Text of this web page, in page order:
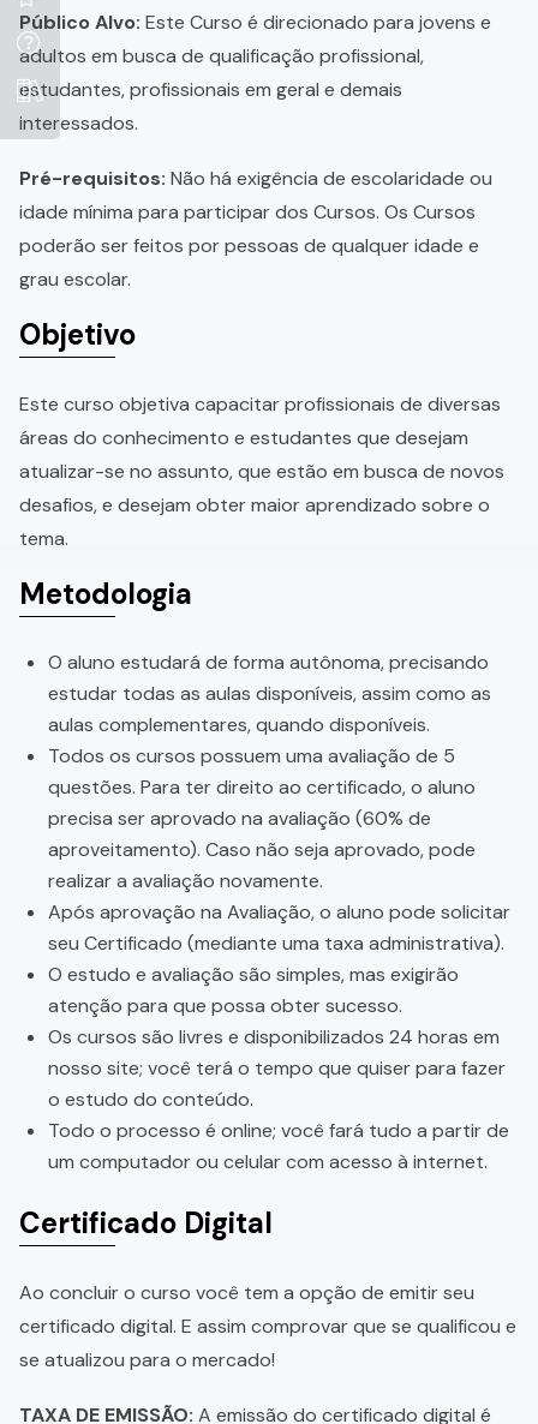
Público Alvo: Este Curso é direcionado para jovens e
adultos em busca de qualificação profissional,
estudantes, profissionais em geral e demais
interessados.
Pré-requisitos: Não há exigência de escolaridade ou
idade mínima para participar dos Cursos. Os Cursos
poderão ser feitos por pessoas de qualquer idade e
grau escolar.
Objetivo
Este curso objetiva capacitar profissionais de diversas
áreas do conhecimento e estudantes que desejam
atualizar-se no assunto, que estão em busca de novos
desafios, e desejam obter maior aprendizado sobre o
tema.
Metodologia
O aluno estudará de forma autônoma, precisando
estudar todas as aulas disponíveis, assim como as
aulas complementares, quando disponíveis.
Todos os cursos possuem uma avaliação de 5
questões. Para ter direito ao certificado, o aluno
precisa ser aprovado na avaliação (60% de
aproveitamento). Caso não seja aprovado, pode
realizar a avaliação novamente.
Após aprovação na Avaliação, o aluno pode solicitar
seu Certificado (mediante uma taxa administrativa).
O estudo e avaliação são simples, mas exigirão
atenção para que possa obter sucesso.
Os cursos são livres e disponibilizados 24 horas em
nosso site; você terá o tempo que quiser para fazer
o estudo do conteúdo.
Todo o processo é online; você fará tudo a partir de
um computador ou celular com acesso à internet.
Certificado Digital
Ao concluir o curso você tem a opção de emitir seu
certificado digital. E assim comprovar que se qualificou e
se atualizou para o mercado!
TAXA DE EMISSÃO: A emissão do certificado digital é